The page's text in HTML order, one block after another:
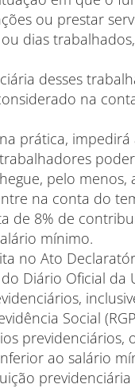
ou prestar
dias
desses
na
prática,
pelo menos,
na conta do
de 8% de
mínimo.
no Ato
Diário Oficial da
Social
previdenciários,
ao salário